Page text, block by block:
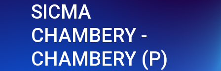
SICMA
CHAMBERY -
CHAMBERY (P)